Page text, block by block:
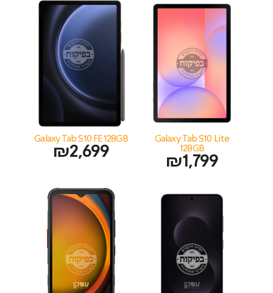
Galaxy Tab S10 Lite
128GB
₪1,799
Galaxy Tab S10 FE 128GB
₪2,699